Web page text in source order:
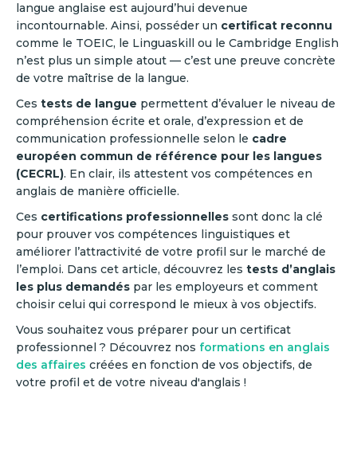
langue anglaise est aujourd’hui devenue
incontournable. Ainsi, posséder un certificat reconnu
comme le TOEIC, le Linguaskill ou le Cambridge English
n’est plus un simple atout — c’est une preuve concrète
de votre maîtrise de la langue.
Ces tests de langue permettent d’évaluer le niveau de
compréhension écrite et orale, d’expression et de
communication professionnelle selon le cadre
européen commun de référence pour les langues
(CECRL). En clair, ils attestent vos compétences en
anglais de manière officielle.
Ces certifications professionnelles sont donc la clé
pour prouver vos compétences linguistiques et
améliorer l’attractivité de votre profil sur le marché de
l’emploi. Dans cet article, découvrez les tests d’anglais
les plus demandés par les employeurs et comment
choisir celui qui correspond le mieux à vos objectifs.
Vous souhaitez vous préparer pour un certificat
professionnel ? Découvrez nos formations en anglais
des affaires créées en fonction de vos objectifs, de
votre profil et de votre niveau d'anglais !